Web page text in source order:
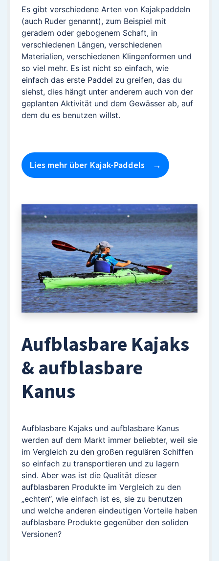
Es gibt verschiedene Arten von Kajakpaddeln
(auch Ruder genannt), zum Beispiel mit
geradem oder gebogenem Schaft, in
verschiedenen Längen, verschiedenen
Materialien, verschiedenen Klingenformen und
so viel mehr. Es ist nicht so einfach, wie
einfach das erste Paddel zu greifen, das du
siehst, dies hängt unter anderem auch von der
geplanten Aktivität und dem Gewässer ab, auf
dem du es benutzen willst.
Lies mehr über Kajak-Paddels
Aufblasbare Kajaks
& aufblasbare
Kanus
Aufblasbare Kajaks und aufblasbare Kanus
werden auf dem Markt immer beliebter, weil sie
im Vergleich zu den großen regulären Schiffen
so einfach zu transportieren und zu lagern
sind. Aber was ist die Qualität dieser
aufblasbaren Produkte im Vergleich zu den
„echten“, wie einfach ist es, sie zu benutzen
und welche anderen eindeutigen Vorteile haben
aufblasbare Produkte gegenüber den soliden
Versionen?